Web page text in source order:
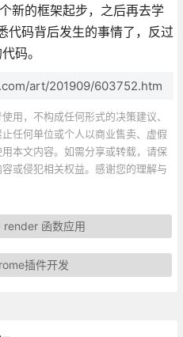
新的框架起步，之后再去学
代码背后发生的事情了，反过
码。
art/201909/603752.htm
用，不构成任何形式的决策建议、
任何单位或个人以商业售卖、虚假
本文内容。如需分享或转载，请保
或侵犯相关权益。感谢您的理解与
render 函数应用
插件开发